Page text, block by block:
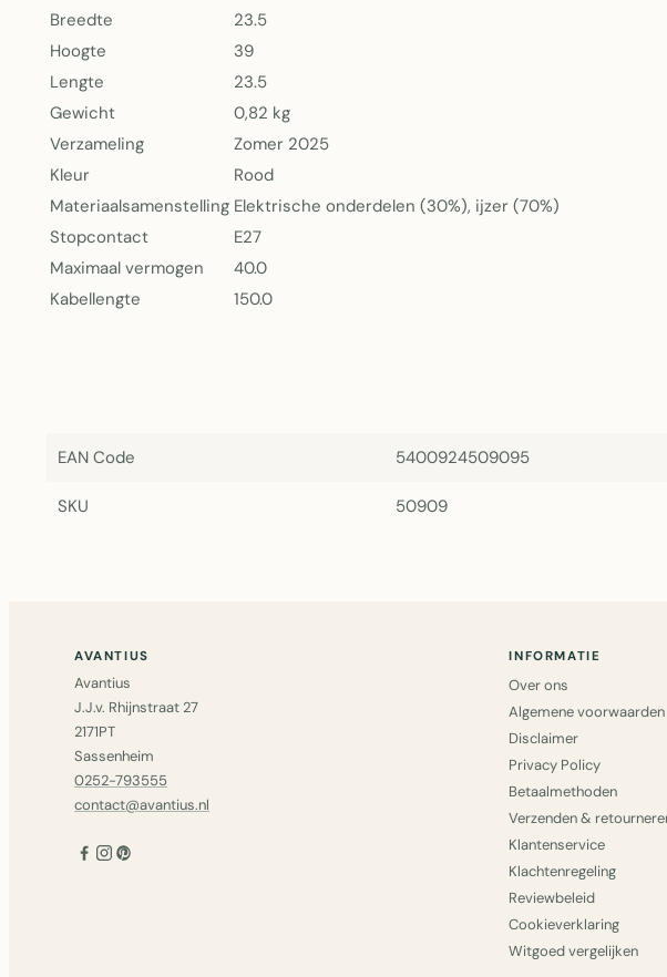
Breedte
23.5
Hoogte
39
Lengte
23.5
Gewicht
0,82 kg
Verzameling
Zomer 2025
Kleur
Rood
Materiaalsamenstelling Elektrische onderdelen (30%), ijzer (70%)
Stopcontact
E27
Maximaal vermogen
40.0
Kabellengte
150.0
EAN Code 5400924509095
SKU 50909
AVANTIUS
Avantius
J.J.v. Rhijnstraat 27
2171PT
Sassenheim
0252-793555
contact@avantius.nl
INFORMATIE
Over ons
Algemene voorwaarden
Disclaimer
Privacy Policy
Betaalmethoden
Verzenden &
Klantenservice
Klachtenregeling
Reviewbeleid
Cookieverklaring
Witgoed vergelijken